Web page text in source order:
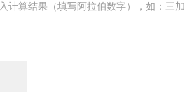
计算结果（填写阿拉伯数字），如：三加